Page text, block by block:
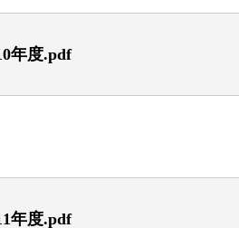
年度.pdf
年度.pdf